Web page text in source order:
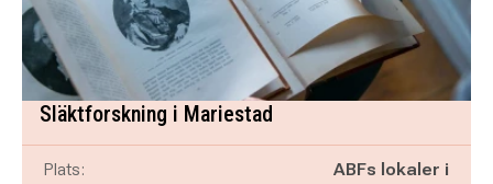
Släktforskning i Mariestad
Plats:
ABFs lokaler i